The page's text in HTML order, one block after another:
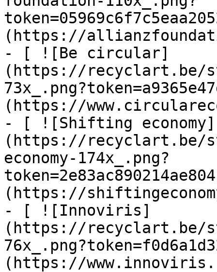
(https://
- [ ![Be circular]
(https://recyclart.be/
(https://
- [ ![Shifting economy]
(https://recyclart.be/
economy-174x_.png?
(https://
- [ ![Innoviris]
(https://recyclart.be/
(https://